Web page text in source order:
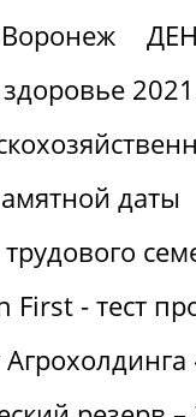
здоровье
даты
First - тест